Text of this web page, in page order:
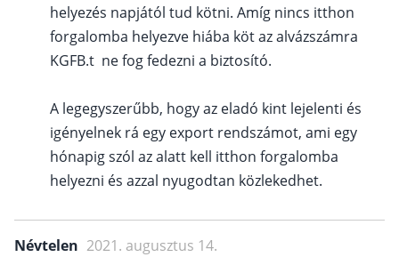
helyezés napjától tud kötni. Amíg nincs itthon
forgalomba helyezve hiába köt az alvázszámra
KGFB.t ne fog fedezni a biztosító.
A legegyszerűbb, hogy az eladó kint lejelenti és
igényelnek rá egy export rendszámot, ami egy
hónapig szól az alatt kell itthon forgalomba
helyezni és azzal nyugodtan közlekedhet.
Névtelen 2021. augusztus 14.